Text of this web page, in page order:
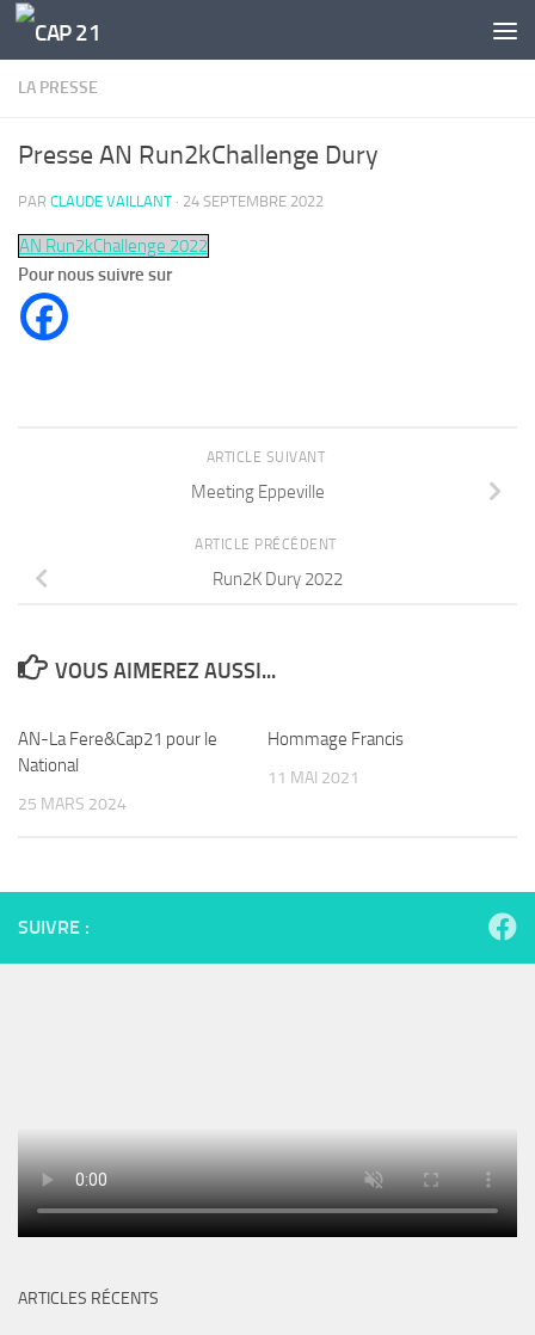
Skip to content
LA PRESSE
Presse AN Run2kChallenge Dury
PAR CLAUDE VAILLANT · 24 SEPTEMBRE 2022
AN Run2kChallenge 2022
Pour nous suivre sur
ARTICLE SUIVANT
Meeting Eppeville
ARTICLE PRÉCÉDENT
Run2K Dury 2022
VOUS AIMEREZ AUSSI...
AN-La Fere&Cap21 pour le
National
25 MARS 2024
Hommage Francis
11 MAI 2021
SUIVRE :
ARTICLES RÉCENTS